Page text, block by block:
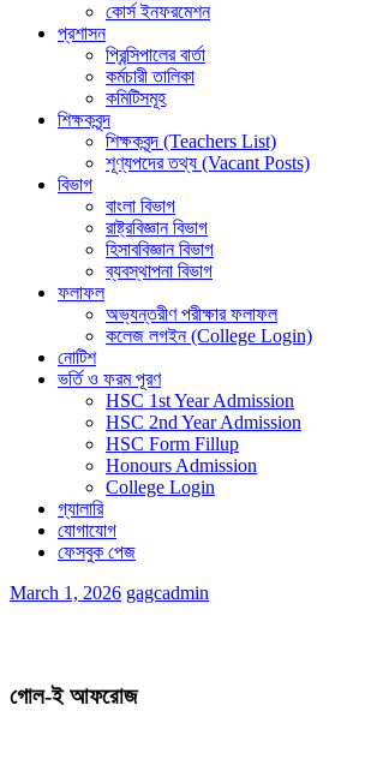
কোর্স ইনফরমেশন
প্রশাসন
প্রিন্সিপালের বার্তা
কর্মচারী তালিকা
কমিটিসমূহ
শিক্ষকবৃন্দ
শিক্ষকবৃন্দ (Teachers List)
শূণ্যপদের তথ্য (Vacant Posts)
বিভাগ
বাংলা বিভাগ
রাষ্ট্রবিজ্ঞান বিভাগ
হিসাববিজ্ঞান বিভাগ
ব্যবস্থাপনা বিভাগ
ফলাফল
অভ্যন্তরীণ পরীক্ষার ফলাফল
কলেজ লগইন (College Login)
নোটিশ
ভর্তি ও ফরম পূরণ
HSC 1st Year Admission
HSC 2nd Year Admission
HSC Form Fillup
Honours Admission
College Login
গ্যালারি
যোগাযোগ
ফেসবুক পেজ
March 1, 2026 gagcadmin
গোল-ই আফরোজ